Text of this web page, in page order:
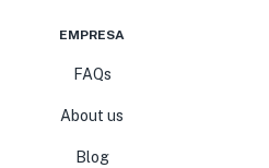
EMPRESA
FAQs
About us
Blog